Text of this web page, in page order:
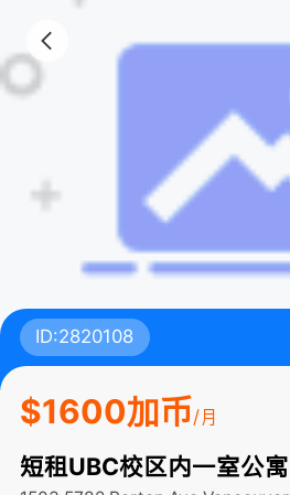
ID:2820108
$1600加币/月
短租UBC校区内一室公寓